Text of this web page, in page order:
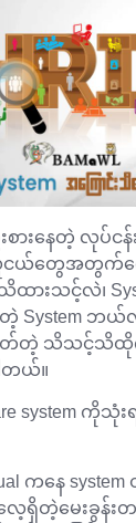
းစားနေတဲ့ လုပ်
တွေအတွက်ရော
းသင့်လဲ၊
တဲ့ System ဘ
သတ်တဲ့ သိသင့်သိ
တယ်။
system ကို
ကနေ
တဲ့မေးခွန်းတစ်